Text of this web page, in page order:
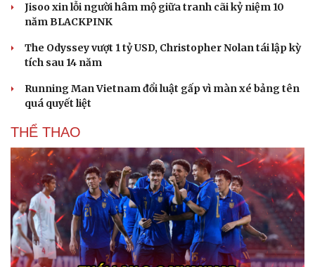
Jisoo xin lỗi người hâm mộ giữa tranh cãi kỷ niệm 10
năm BLACKPINK
The Odyssey vượt 1 tỷ USD, Christopher Nolan tái lập kỳ
tích sau 14 năm
Running Man Vietnam đổi luật gấp vì màn xé bảng tên
quá quyết liệt
THỂ THAO